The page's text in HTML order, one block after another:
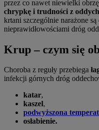
przez co nawet niewielki
chrypkę i trudności z
krtani szczególnie narażone
nieprawidłowościami dróg
Krup – czym się
Choroba z reguły przebiega
infekcji górnych dróg
katar,
kaszel,
podwyższona
osłabienie.